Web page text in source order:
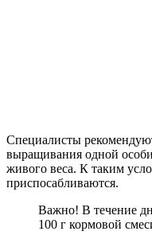
Специалисты
выращивания одной
живого веса. К таким
приспосабливаются.
Важно! В течение
100 г кормовой